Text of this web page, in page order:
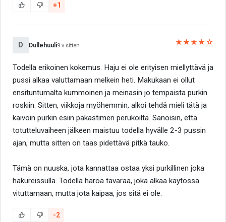
+1
D Dullehuuli9 v sitten ★★★★☆
Todella erikoinen kokemus. Haju ei ole erityisen miellyttävä ja
pussi alkaa valuttamaan melkein heti. Makukaan ei ollut
ensituntumalta kummoinen ja meinasin jo tempaista purkin
roskiin. Sitten, viikkoja myöhemmin, alkoi tehdä mieli tätä ja
kaivoin purkin esiin pakastimen perukoilta. Sanoisin, että
totutteluvaiheen jälkeen maistuu todella hyvälle 2-3 pussin
ajan, mutta sitten on taas pidettävä pitkä tauko.
Tämä on nuuska, jota kannattaa ostaa yksi purkillinen joka
hakureissulla. Todella häröä tavaraa, joka alkaa käytössä
vituttamaan, mutta jota kaipaa, jos sitä ei ole.
-2